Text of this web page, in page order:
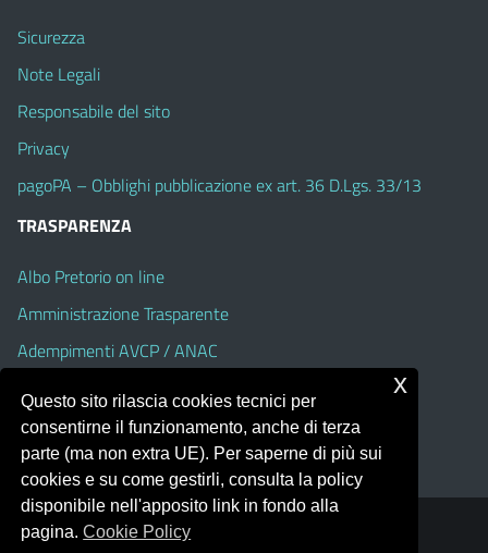
Sicurezza
Note Legali
Responsabile del sito
Privacy
pagoPA – Obblighi pubblicazione ex art. 36 D.Lgs. 33/13
TRASPARENZA
Albo Pretorio on line
Amministrazione Trasparente
Adempimenti AVCP / ANAC
Accesso Civico
Dichiarazione di accessibilità
Portale realizzato con la piattaforma
Questo sito rilascia cookies tecnici per
consentirne il funzionamento, anche di terza
parte (ma non extra UE). Per saperne di più sui
cookies e su come gestirli, consulta la policy
disponibile nell'apposito link in fondo alla
pagina.Cookie Policy
x